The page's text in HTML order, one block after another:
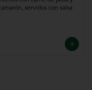
servidos con salsa